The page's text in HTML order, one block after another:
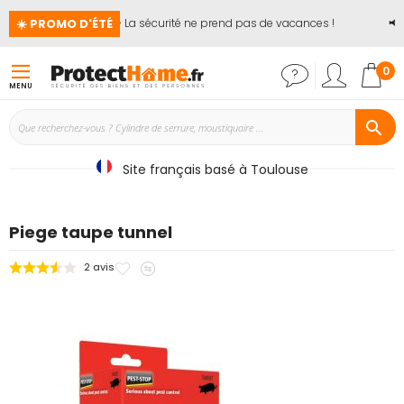
☀️ PROMO D'ÉTÉ🏖️ La sécurité ne prend pas de vacances ! 📢
MENU
0
Site français basé à Toulouse
Piege taupe tunnel
2 avis
Ajouter